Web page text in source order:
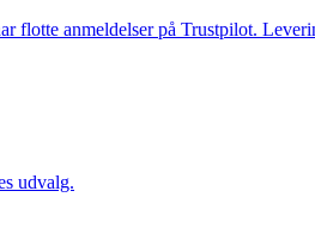
anmeldelser på Trustpilot.
udvalg.